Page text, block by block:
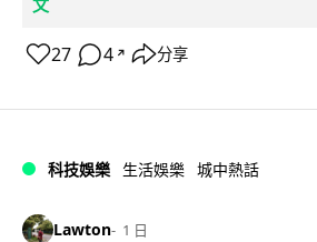
27 4 ↗ 分享
科技娛樂 生活娛樂 城中熱話
Lawton 1 日